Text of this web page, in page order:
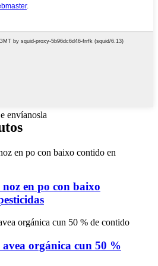
envíanosla
en po con baixo
orgánica cun 50 %